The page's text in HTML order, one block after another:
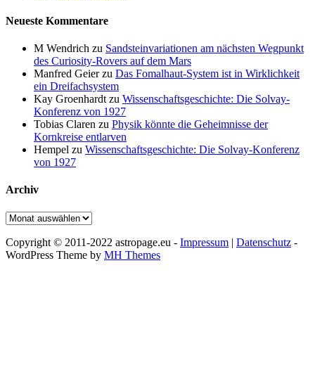
Neueste Kommentare
M Wendrich zu Sandsteinvariationen am nächsten Wegpunkt
des Curiosity-Rovers auf dem Mars
Manfred Geierzu Das Fomalhaut-System ist in Wirklichkeit
ein Dreifachsystem
Kay Groenhardt zu Wissenschaftsgeschichte: Die Solvay-
Konferenz von 1927
Tobias Claren zu Physik könnte die Geheimnisse der
Kornkreise entlarven
Hempel zu Wissenschaftsgeschichte: Die Solvay-Konferenz
von 1927
Archiv
Archiv
Copyright © 2011-2022 astropage.eu - Impressum | Datenschutz -
WordPress Theme by MH Themes